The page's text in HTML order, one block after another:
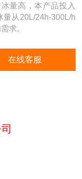
量高，本产品投入
从20L/24h-300L/h
求。
在线客服